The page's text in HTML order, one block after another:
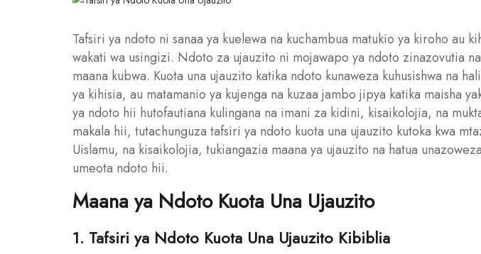
Tafsiri ya ndoto ni sanaa ya kuelewa na kuchambua matukio ya kiroho au
wakati wa usingizi. Ndoto za ujauzito ni mojawapo ya ndoto zinazovutia
maana kubwa. Kuota una ujauzito katika ndoto kunaweza kuhusishwa na
ya kihisia, au matamanio ya kujenga na kuzaa jambo jipya katika maisha
ya ndoto hii hutofautiana kulingana na imani za kidini, kisaikolojia, na
makala hii, tutachunguza tafsiri ya ndoto kuota una ujauzito kutoka kwa
Uislamu, na kisaikolojia, tukiangazia maana ya ujauzito na hatua
umeota ndoto hii.
Maana ya Ndoto Kuota Una Ujauzito
1. Tafsiri ya Ndoto Kuota Una Ujauzito Kibiblia